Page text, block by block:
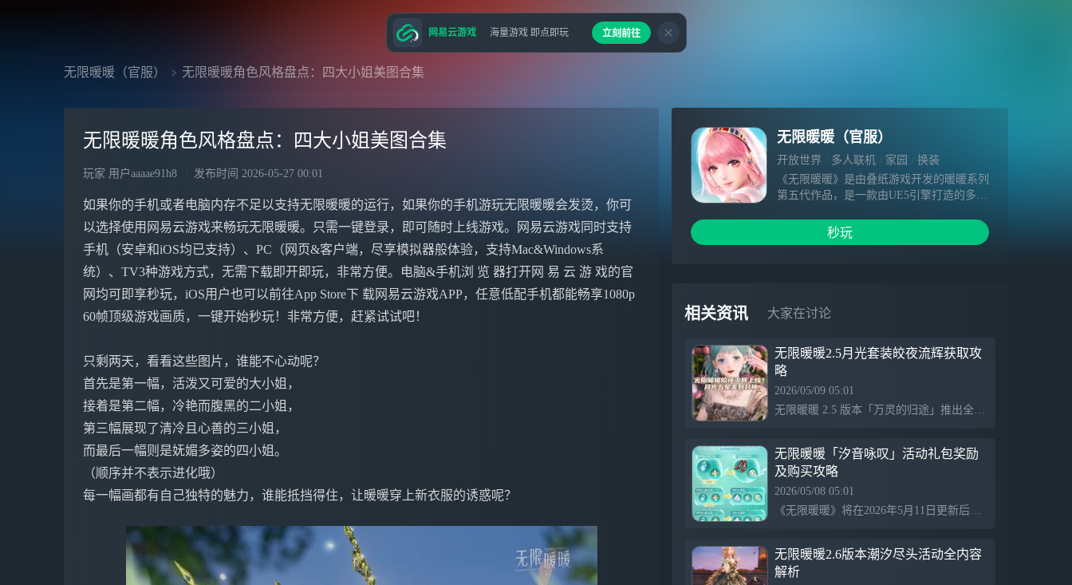
无限暖暖（官服） 无限暖暖角色风格盘点：四大小姐美图合集
无限暖暖角色风格盘点：四大小姐美图合集
玩家 用户aaaae91h8 发布时间 2026-05-27 00:01
如果你的手机或者电脑内存不足以支持无限暖暖的运行，如果你的手机游玩无限暖暖会发烫，你可
以选择使用网易云游戏来畅玩无限暖暖。只需一键登录，即可随时上线游戏。网易云游戏同时支持
手机（安卓和iOS均已支持）、PC（网页&客户端，尽享模拟器般体验，支持Mac&Windows系
统）、TV3种游戏方式，无需下载即开即玩，非常方便。电脑&手机浏 览 器打开网 易 云 游 戏的官
网均可即享秒玩，iOS用户也可以前往App Store下 载网易云游戏APP，任意低配手机都能畅享1080p
60帧顶级游戏画质，一键开始秒玩！非常方便，赶紧试试吧！
只剩两天，看看这些图片，谁能不心动呢？
首先是第一幅，活泼又可爱的大小姐，
接着是第二幅，冷艳而腹黑的二小姐，
第三幅展现了清冷且心善的三小姐，
而最后一幅则是妩媚多姿的四小姐。
（顺序并不表示进化哦）
每一幅画都有自己独特的魅力，谁能抵挡得住，让暖暖穿上新衣服的诱惑呢？
无限暖暖（官服）
开放世界 多人联机 家园
换装
《无限暖暖》是由叠纸游戏开发的暖暖系列
第五代作品，是一款由UE5引擎打造的多平
之旅。暖暖将与大喵一起，利用奇想力与能
力套装，以勇气与坚守，邂逅每一份奇迹。
典的幻梦涌动，巨人文明的回音飘荡……启
程吧，奔赴黄金之乡的邀约，跟随轮回之印
【开放世界】以奇想探索，每一处风物与传
说 面对未知的谜题与挑战，举起弓箭、邀
伙伴协战、感悟新的能力套装……都是解法
其一。若想描画这个无限世界的边际，请带
【家园建造】空中有座暖暖的岛 在专属岛
间，种植、采星、养鱼……这里不只是一座
岛，更是以奇想力编织的，会呼吸的梦想。
【平台跳跃】每一次跃起，都是新的冒险
无论身处森罗万象的奇迹大陆，还是神秘奇
诡的空间幻境，用不同的能力组合解构关卡
秒玩
相关资讯 大家在讨论
无限暖暖2.5月光套装皎夜流辉获取攻
略
2026/05/09 05:01
无限暖暖 2.5 版本「万灵的归途」推出全新五星套装皎夜流辉，典雅的月光系穿搭展现出绝美的氛围感。整套银白长裙仿佛将明月穿在身上，适合站街、拍照与搭配。套装附带专属故事，提供细腻的温情剧情。限时共鸣活动从5月11日开始至5月29日，每5抽必出套装部件，累计共鸣可获得额外奖励，后续还有进化版与焕新版陆续上线。
无限暖暖「汐音咏叹」活动礼包奖励
及购买攻略
2026/05/08 05:01
《无限暖暖》将在2026年5月11日更新后开启“汐音咏叹”超值活动，活动持续至5月29日，玩家可在商城购买“感悟心韵之礼”系列礼包，享受多重赠品和奖励，礼包价格从6元到30元不等，包含感悟水晶和噗灵等物品，并可获得附带的追赠奖励。同时，玩家还可购买“新芽感悟之礼”系列礼包，获取相应资源。
无限暖暖2.6版本潮汐尽头活动全内容
解析
网易云游戏 海量游戏 即点即玩 立刻前往